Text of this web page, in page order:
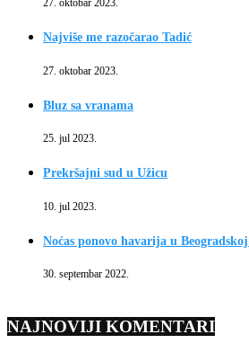
27. oktobar 2023.
Najviše me razočarao Tadić
27. oktobar 2023.
Bluz sa vranama
25. jul 2023.
Prekršajni sud u Užicu
10. jul 2023.
Noćas ponovo havarija u
30. septembar 2022.
NAJNOVIJI KOMENTARI